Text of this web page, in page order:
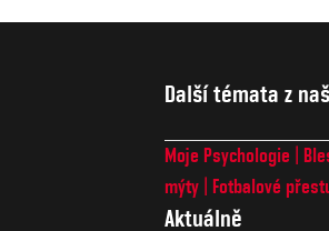
Další témata z
Moje Psychologie
mýty
Fotbalové
Aktuálně